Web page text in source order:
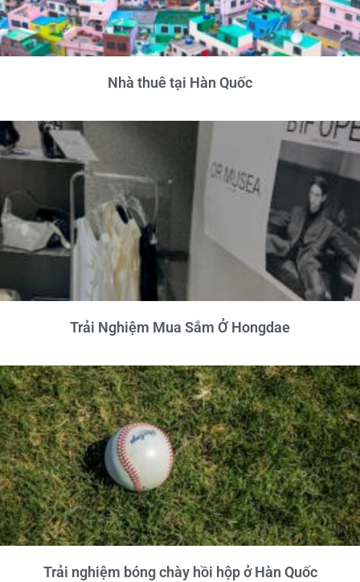
Nhà thuê tại Hàn Quốc
Trải Nghiệm Mua Sắm Ở Hongdae
Trải nghiệm bóng chày hồi hộp ở Hàn Quốc